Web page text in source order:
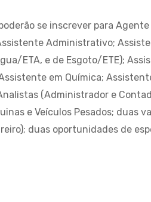
se inscrever para
Administrativo;
ETA, e de Esgoto/ETE);
em Química;
(Administrador e
e Veículos Pesados; duas
duas oportunidades de